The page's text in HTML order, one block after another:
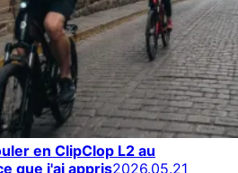
en ClipClop L2 au
que j'ai appris2026.05.21